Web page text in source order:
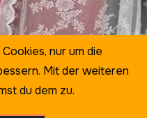
nur um die
Mit der weiteren
du dem zu.